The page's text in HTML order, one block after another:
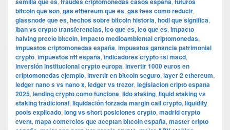
bitcoin que son, gas ethereum que es, gas fees como reducir,
glassnode que es, hechos sobre bitcoin historia, hodl que significa,
iban vs crypto transferencias, ico que es, ieo que es, impacto
halving precio bitcoin, impacto medioambiental criptomonedas,
impuestos criptomonedas españa, impuestos ganancia patrimonial
crypto, impuestos nft españa, indicadores crypto rsi macd,
inversión institucional crypto europa, invertir 1000 euros en
criptomonedas ejemplo, invertir en bitcoin seguro, layer 2 ethereum,
ledger nano s vs nano x, ledger vs trezor, legislacion cripto espana
2025, lending crypto como funciona, lido staking, liquid staking vs
staking tradicional, liquidación forzada margin call crypto, liquidity
pools explicado, long vs short posiciones crypto, madrid crypto
event, mapa comercios que aceptan bitcoin españa, master cripto